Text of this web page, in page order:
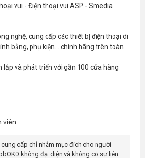
vui - Điện thoại vui ASP - Smedia.
nghệ, cung cấp các thiết bị điện thoại di
bảng, phụ kiện... chính hãng trên toàn
lập và phát triển với gần 100 cửa hàng
viên
cấp chỉ nhằm mục đích cho người
không đại diện và không có sự liên